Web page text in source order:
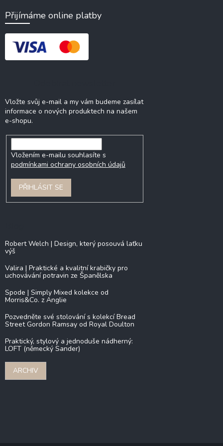
Přijímáme online platby
Vložte svůj e-mail a my vám budeme zasílat
informace o nových produktech na našem
e-shopu.
Vložením e-mailu souhlasíte s
podmínkami ochrany osobních údajů
PŘIHLÁSIT SE
Robert Welch | Design, který posouvá laťku
výš
Valira | Praktické a kvalitní krabičky pro
uchovávání potravin ze Španělska
Spode | Simply Mixed kolekce od
Morris&Co. z Anglie
Pozvedněte své stolování s kolekcí Bread
Street Gordon Ramsay od Royal Doulton
Praktický, stylový a jednoduše nádherný:
LOFT (německý Sander)
ARCHIV